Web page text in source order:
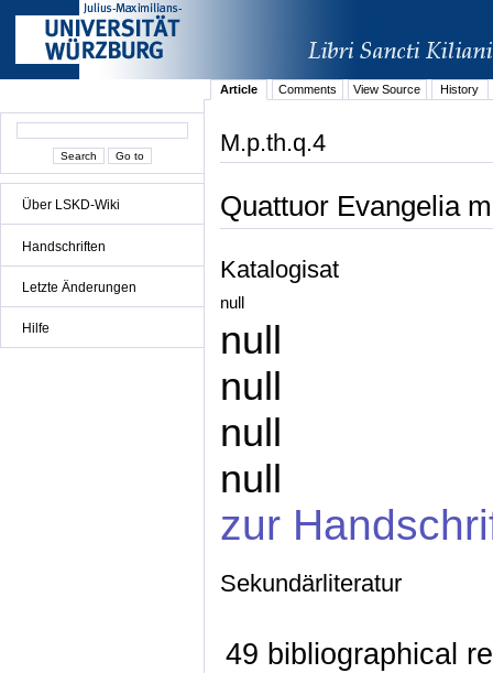
Über LSKD-Wiki
Handschriften
Letzte Änderungen
Hilfe
Article Comments View Source History
M.p.th.q.4
Quattuor Evangelia
Katalogisat
null
null
null
null
null
zur
Sekundärliteratur
49 bibliographical